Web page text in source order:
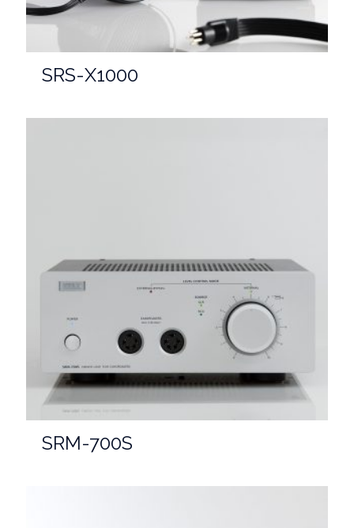
SRS-X1000
SRM-700S